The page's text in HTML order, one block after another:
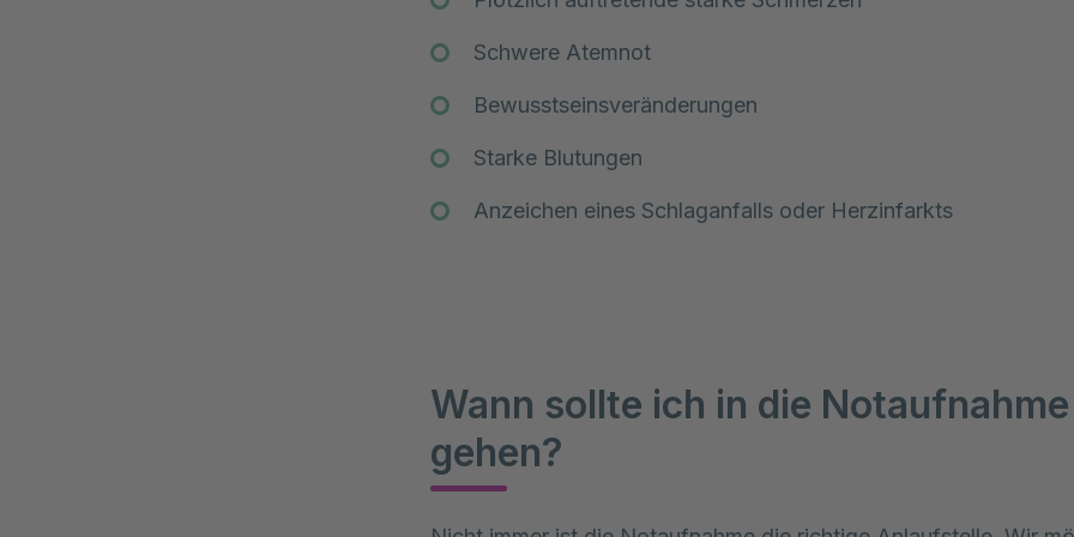
Schwere Atemnot
Bewusstseinsveränderungen
Starke Blutungen
Anzeichen eines Schlaganfalls oder Herzinfarkts
Wann sollte ich in die Notaufnahme
gehen?